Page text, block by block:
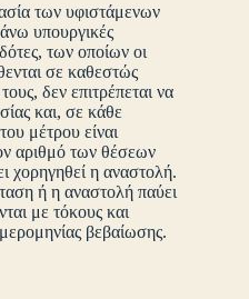
των υφιστάμενων
υπουργικές
των οποίων οι
σε καθεστώς
δεν επιτρέπεται να
και, σε κάθε
μέτρου είναι
αριθμό των θέσεων
χορηγηθεί η αναστολή.
ή η αναστολή παύει
με τόκους και
βεβαίωσης.